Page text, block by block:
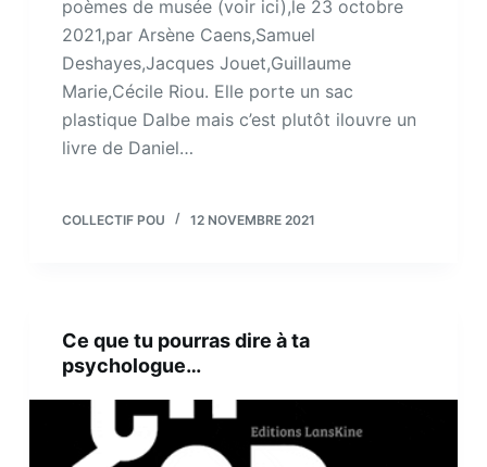
poèmes de musée (voir ici),le 23 octobre
2021,par Arsène Caens,Samuel
Deshayes,Jacques Jouet,Guillaume
Marie,Cécile Riou. Elle porte un sac
plastique Dalbe mais c’est plutôt ilouvre un
livre de Daniel…
COLLECTIF POU 12 NOVEMBRE 2021
Ce que tu pourras dire à ta
psychologue…